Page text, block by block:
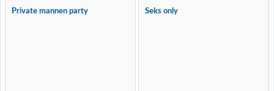
Private mannen party Seks only